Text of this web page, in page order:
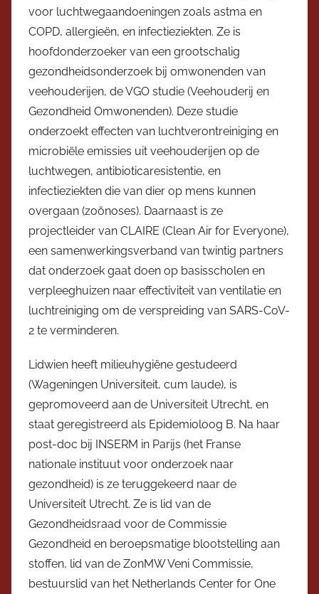
voor luchtwegaandoeningen zoals astma en
COPD, allergieën, en infectieziekten. Ze is
hoofdonderzoeker van een grootschalig
gezondheidsonderzoek bij omwonenden van
veehouderijen, de VGO studie (Veehouderij en
Gezondheid Omwonenden). Deze studie
onderzoekt effecten van luchtverontreiniging en
microbiële emissies uit veehouderijen op de
luchtwegen, antibioticaresistentie, en
infectieziekten die van dier op mens kunnen
overgaan (zoönoses). Daarnaast is ze
projectleider van CLAIRE (Clean Air for Everyone),
een samenwerkingsverband van twintig partners
dat onderzoek gaat doen op basisscholen en
verpleeghuizen naar effectiviteit van ventilatie en
luchtreiniging om de verspreiding van SARS-CoV-
2 te verminderen.
Lidwien heeft milieuhygiëne gestudeerd
(Wageningen Universiteit, cum laude), is
gepromoveerd aan de Universiteit Utrecht, en
staat geregistreerd als Epidemioloog B. Na haar
post-doc bij INSERM in Parijs (het Franse
nationale instituut voor onderzoek naar
gezondheid) is ze teruggekeerd naar de
Universiteit Utrecht. Ze is lid van de
Gezondheidsraad voor de Commissie
Gezondheid en beroepsmatige blootstelling aan
stoffen, lid van de ZonMW Veni Commissie,
bestuurslid van het Netherlands Center for One